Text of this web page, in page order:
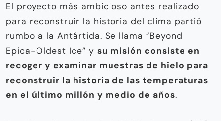
El proyecto más ambicioso antes realizado
para reconstruir la historia del clima partió
rumbo a la Antártida. Se llama “Beyond
Epica-Oldest Ice” y su misión consiste en
recoger y examinar muestras de hielo para
reconstruir la historia de las temperaturas
en el último millón y medio de años.